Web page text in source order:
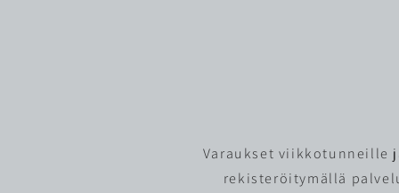
​Varaukset viikkotunneille
rekisteröitymällä